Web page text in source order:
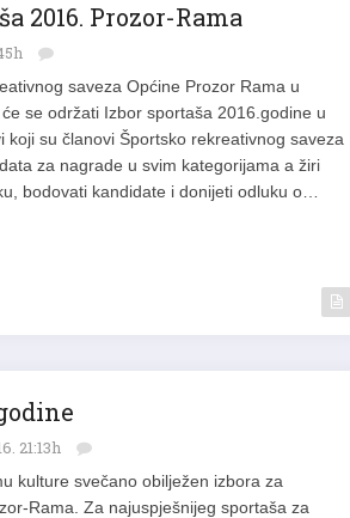
2016. Prozor-Rama
saveza Općine Prozor Rama u
se održati Izbor sportaša 2016.godine u
koji su članovi Športsko rekreativnog saveza
za nagrade u svim kategorijama a žiri
bodovati kandidate i donijeti odluku o…
21:13h
kulture svečano obilježen izbora za
Rama. Za najuspješnijeg sportaša za